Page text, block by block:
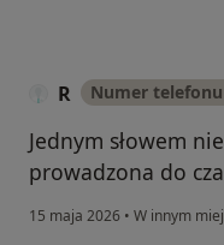
R Numer
Jednym słowem
prowadzona do
15 maja 2026 • W innym